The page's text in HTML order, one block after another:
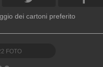
dei cartoni preferito
FOTO